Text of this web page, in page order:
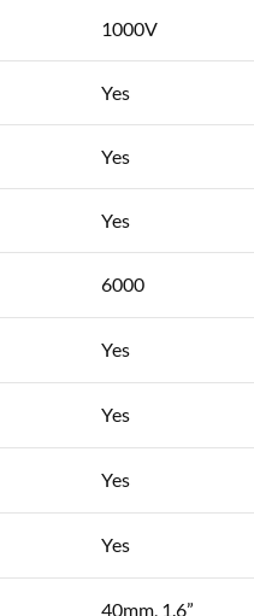
1000V
Yes
Yes
Yes
6000
Yes
Yes
Yes
Yes
40mm, 1.6”